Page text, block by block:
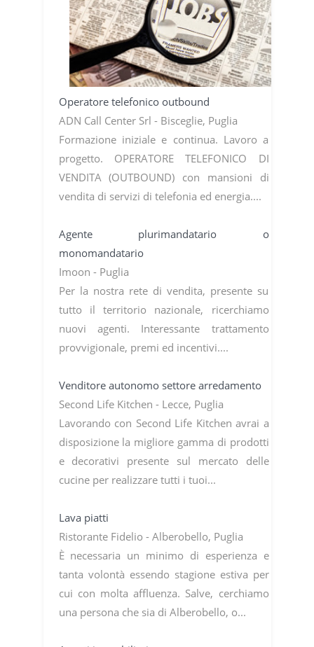
Operatore telefonico outbound
ADN Call Center Srl - Bisceglie, Puglia
Formazione iniziale e continua. Lavoro a
progetto. OPERATORE TELEFONICO DI
VENDITA (OUTBOUND) con mansioni di
vendita di servizi di telefonia ed energia....
Agente plurimandatario o
monomandatario
Imoon - Puglia
Per la nostra rete di vendita, presente su
tutto il territorio nazionale, ricerchiamo
nuovi agenti. Interessante trattamento
provvigionale, premi ed incentivi....
Venditore autonomo settore arredamento
Second Life Kitchen - Lecce, Puglia
Lavorando con Second Life Kitchen avrai a
disposizione la migliore gamma di prodotti
e decorativi presente sul mercato delle
cucine per realizzare tutti i tuoi...
Lava piatti
Ristorante Fidelio - Alberobello, Puglia
È necessaria un minimo di esperienza e
tanta volontà essendo stagione estiva per
cui con molta affluenza. Salve, cerchiamo
una persona che sia di Alberobello, o...